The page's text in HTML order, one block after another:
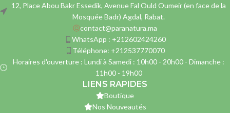
12, Place Abou Bakr Essedik, Avenue Fal Ould Oumeir (en face de la
Mosquée Badr) Agdal, Rabat.
contact@paranatura.ma
WhatsApp : +212602424260
Téléphone: +212537770070
Horaires d'ouverture : Lundi à Samedi : 10h00 - 20h00 - Dimanche :
11h00 - 19h00
LIENS RAPIDES
Boutique
Nos Nouveautés